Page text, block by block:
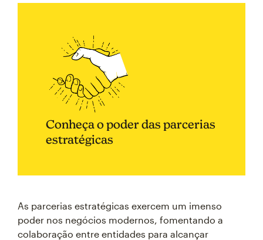
Conheça o poder das parcerias
estratégicas
As parcerias estratégicas exercem um imenso
poder nos negócios modernos, fomentando a
colaboração entre entidades para alcançar